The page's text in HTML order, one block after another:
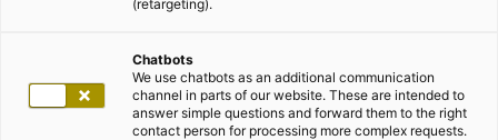
(retargeting).
Chatbots
We use chatbots as an additional communication
channel in parts of our website. These are intended to
answer simple questions and forward them to the right
contact person for processing more complex requests.